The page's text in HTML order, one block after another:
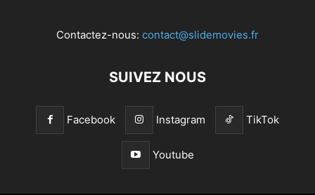
Contactez-nous: contact@slidemovies.fr
SUIVEZ NOUS
Facebook Instagram TikTok
Youtube